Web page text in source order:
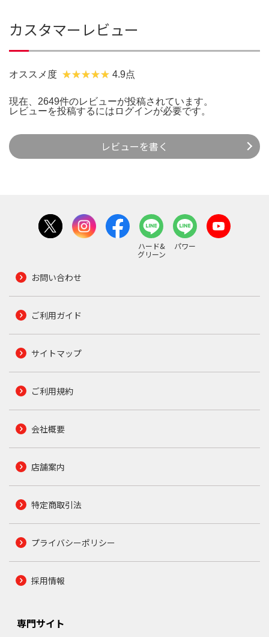
カスタマーレビュー
オススメ度 4.9点
現在、2649件のレビューが投稿されています。
レビューを投稿するには ログインが必要です。
レビューを書く
ハード&
グリーン
パワー
お問い合わせ
ご利用ガイド
サイトマップ
ご利用規約
会社概要
店舗案内
特定商取引法
プライバシーポリシー
採用情報
専門サイト